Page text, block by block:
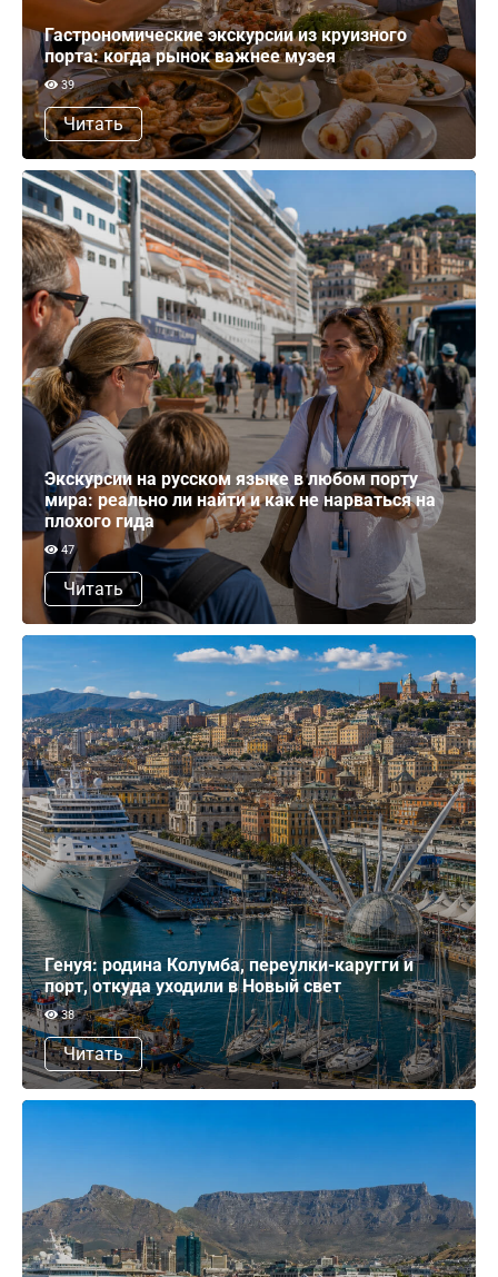
Гастрономические экскурсии из круизного
порта: когда рынок важнее музея
39
Читать
Экскурсии на русском языке в любом порту
мира: реально ли найти и как не нарваться на
плохого гида
47
Читать
Генуя: родина Колумба, переулки-каругги и
порт, откуда уходили в Новый свет
38
Читать